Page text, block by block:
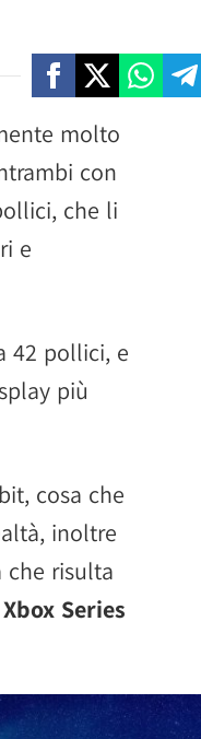
molto
con
che li
e
42 pollici, e
più
cosa che
inoltre
che risulta
Series